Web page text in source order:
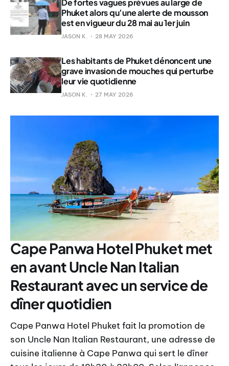
De fortes vagues prévues au large de
Phuket alors qu’une alerte de mousson
est en vigueur du 28 mai au 1er juin
JASON K. 28 MAY 2026
Les habitants de Phuket dénoncent une
grave invasion de mouches qui perturbe
leur vie quotidienne
JASON K. 27 MAY 2026
Cape Panwa Hotel Phuket met
en avant Uncle Nan Italian
Restaurant avec un service de
dîner quotidien
Cape Panwa Hotel Phuket fait la promotion de
son Uncle Nan Italian Restaurant, une adresse de
cuisine italienne à Cape Panwa qui sert le dîner